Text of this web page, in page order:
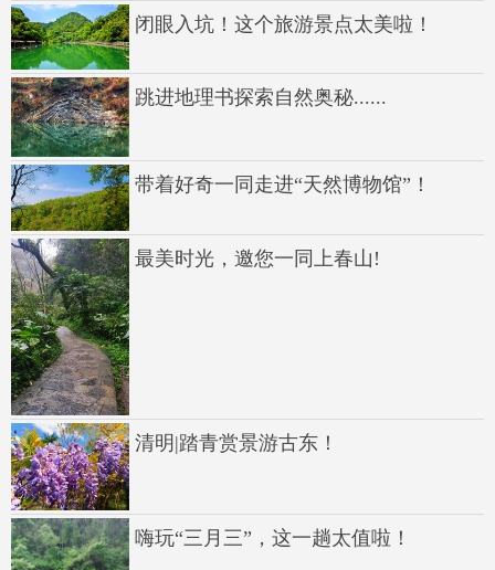
闭眼入坑！这个旅游景点太美啦！
跳进地理书探索自然奥秘......
带着好奇一同走进“天然博物馆”！
最美时光，邀您一同上春山!
清明|踏青赏景游古东！
嗨玩“三月三”，这一趟太值啦！